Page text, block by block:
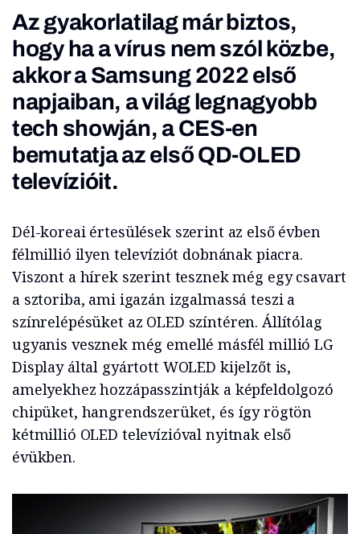
Az gyakorlatilag már biztos,
hogy ha a vírus nem szól közbe,
akkor a Samsung 2022 első
napjaiban, a világ legnagyobb
tech showján, a CES-en
bemutatja az első QD-OLED
televízióit.
Dél-koreai értesülések szerint az első évben
félmillió ilyen televíziót dobnának piacra.
Viszont a hírek szerint tesznek még egy csavart
a sztoriba, ami igazán izgalmassá teszi a
színrelépésüket az OLED színtéren. Állítólag
ugyanis vesznek még emellé másfél millió LG
Display által gyártott WOLED kijelzőt is,
amelyekhez hozzápasszintják a képfeldolgozó
chipüket, hangrendszerüket, és így rögtön
kétmillió OLED televízióval nyitnak első
évükben.